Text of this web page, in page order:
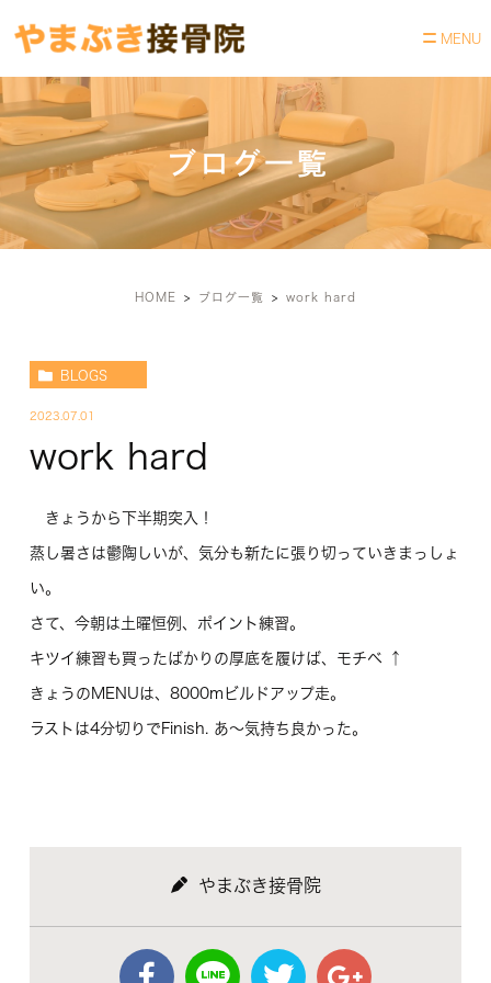
ブログ一覧
HOME ブログ一覧 work hard
BLOGS
2023.07.01
work hard
きょうから下半期突入！
蒸し暑さは鬱陶しいが、気分も新たに張り切っていきまっしょ
い。
さて、今朝は土曜恒例、ポイント練習。
キツイ練習も買ったばかりの厚底を履けば、モチベ ↑
きょうのMENUは、8000mビルドアップ走。
ラストは4分切りでFinish. あ～気持ち良かった。
やまぶき接骨院